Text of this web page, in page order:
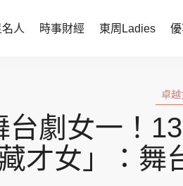
人 時事財經 東周Ladies
財經智庫
焦點人物
卓越
台劇女一！
藏才女」：舞